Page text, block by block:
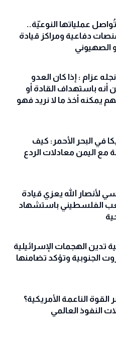
عملياتها النوعيّة..
دفاعية ومراكز قيادة
الصهيوني
عزام : إذا كان العدو
باستهداف القادة أو
يمكنه أخذ ما لا نريد فهو
في البحر الأحمر: كيف
مع اليمن معادلات الردع
لأنصار الله يعزي قيادة
الفلسطيني باستشهاد
تدين الهجمات الإسرائيلية
الجنوبية وتؤكد تضامنها
الناعمة الأمريكية؟
النفوذ العالمي